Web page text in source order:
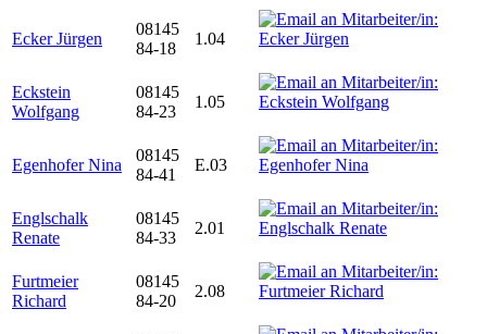
Ecker Jürgen
08145
84-18
1.04
Eckstein
Wolfgang
08145
84-23
1.05
Egenhofer Nina
08145
84-41
E.03
Englschalk
Renate
08145
84-33
2.01
Furtmeier
Richard
08145
84-20
2.08